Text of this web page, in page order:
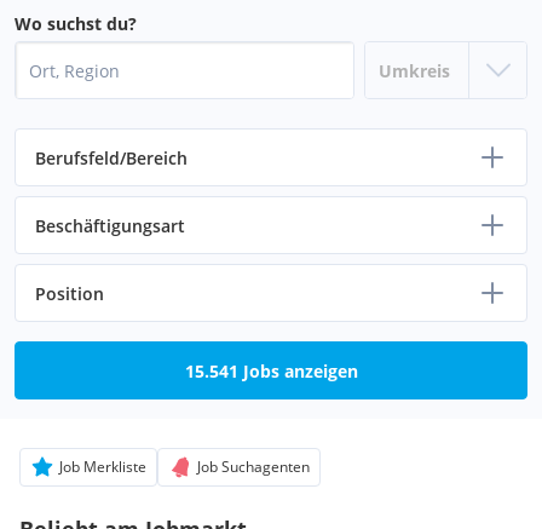
Wo suchst du?
Berufsfeld/Bereich
Beschäftigungsart
Position
15.541 Jobs anzeigen
Job Merkliste Job Suchagenten